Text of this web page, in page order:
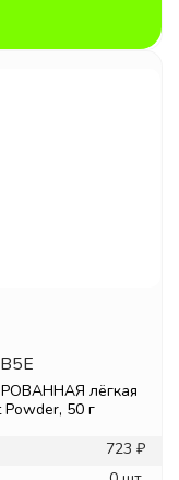
лёгкая
50 г
723 ₽